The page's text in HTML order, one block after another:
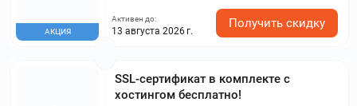
определяться текущими тарифами. Не упустите
возможность воспользоваться скидкой! Однако
регистратор оставляет за собой право
АКЦИЯ
Активен до:
13 августа 2026 г.
Получить скидку
SSL-сертификат в комплекте с
хостингом бесплатно!